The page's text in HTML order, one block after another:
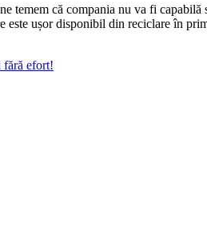
temem că compania nu va fi
ușor disponibil din reciclare în
fără efort!